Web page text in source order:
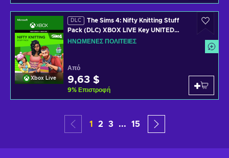
Xbox Live
DLC
The Sims 4: Nifty Knitting Stuff
Pack (DLC) XBOX LIVE Key UNITED
STATES
ΗΝΩΜΈΝΕΣ ΠΟΛΙΤΕΊΕΣ
Από
9,63 $
9% Επιστροφή
1 2 3 ... 15